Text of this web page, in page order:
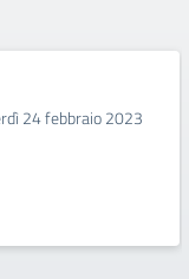
24 febbraio 2023